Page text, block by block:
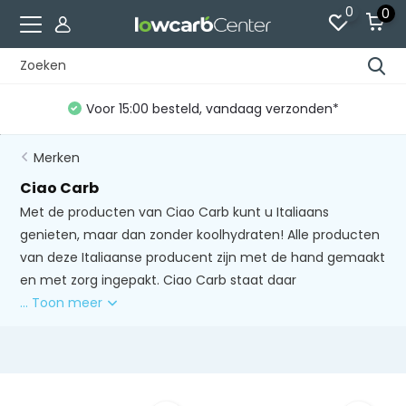
0 0
Voor 15:00 besteld, vandaag verzonden*
Merken
Ciao Carb
Met de producten van Ciao Carb kunt u Italiaans
genieten, maar dan zonder koolhydraten! Alle producten
van deze Italiaanse producent zijn met de hand gemaakt
en met zorg ingepakt. Ciao Carb staat daar
... Toon meer